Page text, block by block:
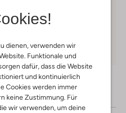
dienen, verwenden wir
Funktionale und
dafür, dass die Website
und kontinuierlich
Cookies werden immer
keine Zustimmung. Für
wir verwenden, um deine
€ 75 für Club-Omoda